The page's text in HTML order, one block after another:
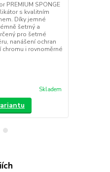
PREMIUM SPONGE
s kvalitním
Díky jemné
šetrný a
pro šetrné
nanášení ochran
chromu i rovnoměrné
Skladem